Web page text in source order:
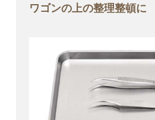
ワゴンの上の整理整頓に